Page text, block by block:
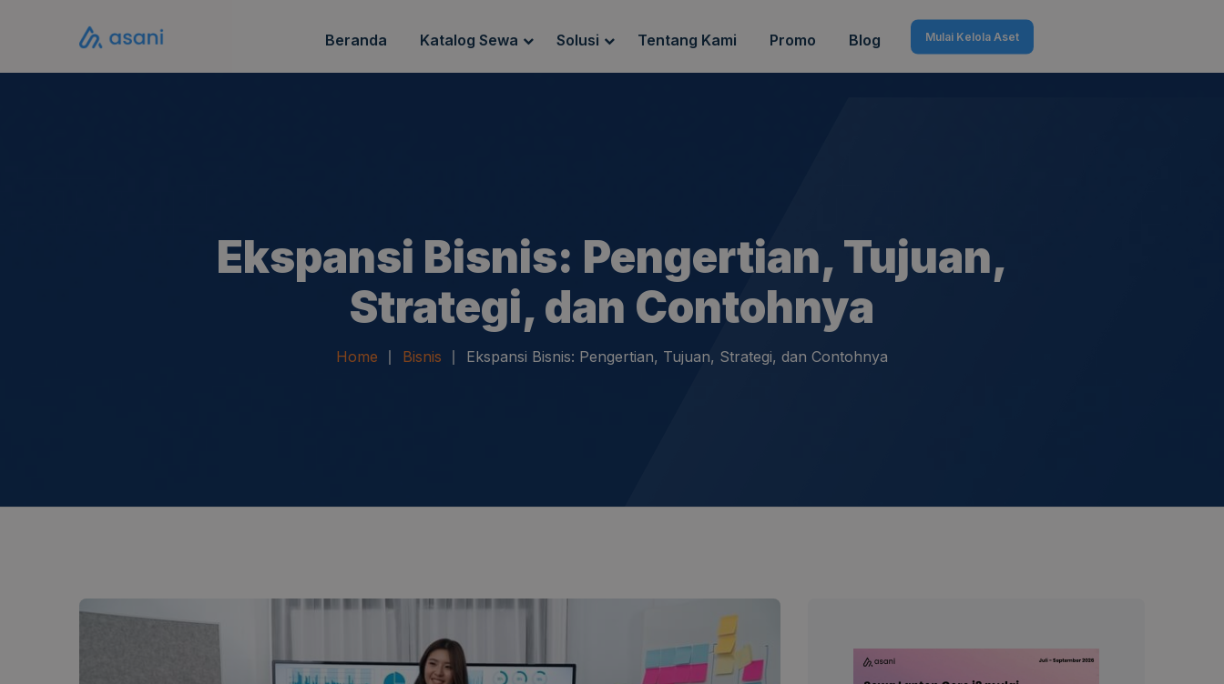
Beranda Katalog Sewa Solusi Tentang Kami Promo Blog Mulai Kelola Aset
Ekspansi Bisnis: Pengertian, Tujuan,
Strategi, dan Contohnya
Home Bisnis Ekspansi Bisnis: Pengertian, Tujuan, Strategi, dan Contohnya